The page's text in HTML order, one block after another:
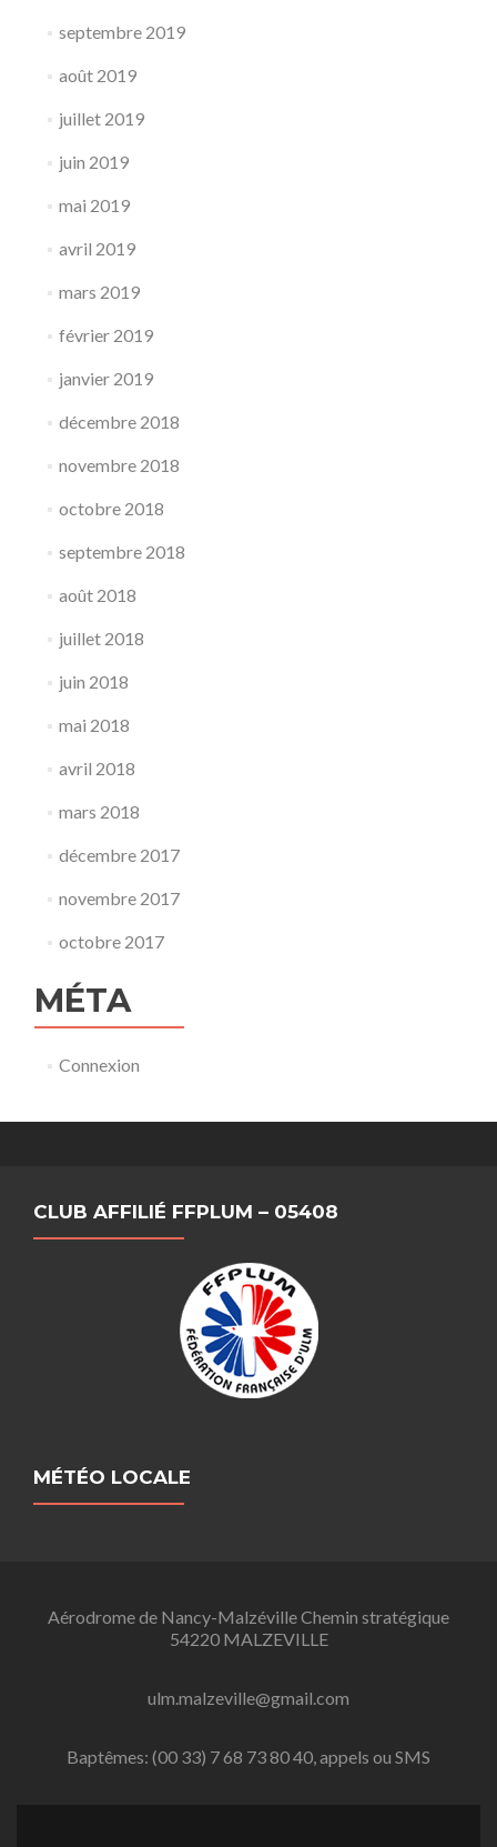
septembre 2019
août 2019
juillet 2019
juin 2019
mai 2019
avril 2019
mars 2019
février 2019
janvier 2019
décembre 2018
novembre 2018
octobre 2018
septembre 2018
août 2018
juillet 2018
juin 2018
mai 2018
avril 2018
mars 2018
décembre 2017
novembre 2017
octobre 2017
MÉTA
Connexion
CLUB AFFILIÉ FFPLUM – 05408
MÉTÉO LOCALE
Aérodrome de Nancy-Malzéville Chemin stratégique
54220 MALZEVILLE
ulm.malzeville@gmail.com
Baptêmes: (00 33) 7 68 73 80 40, appels ou SMS